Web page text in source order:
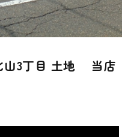
山3丁目 土地 当店